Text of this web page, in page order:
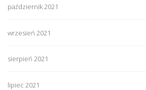
październik 2021
wrzesień 2021
sierpień 2021
lipiec 2021